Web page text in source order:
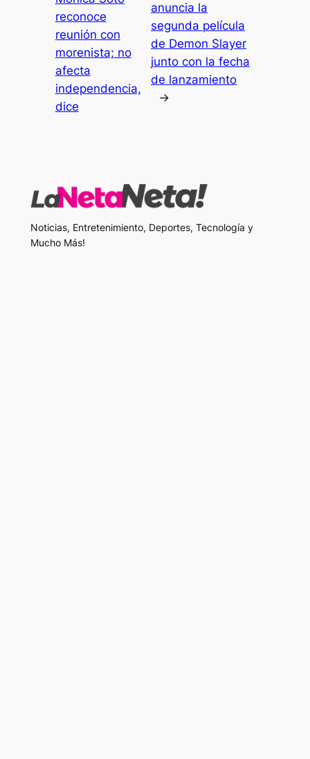
reconoce
reunión con
morenista; no
afecta
independencia,
dice
anuncia la
segunda película
de Demon Slayer
junto con la fecha
de lanzamiento
→
Noticias, Entretenimiento, Deportes, Tecnología y
Mucho Más!